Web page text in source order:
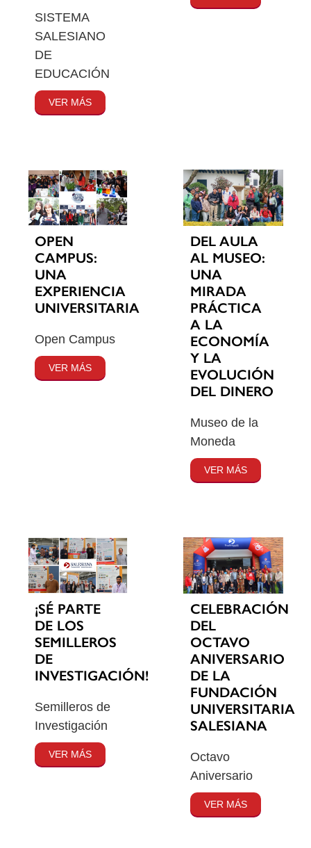
SISTEMA
SALESIANO
DE
EDUCACIÓN
VER MÁS
OPEN
CAMPUS:
UNA
EXPERIENCIA
UNIVERSITARIA
Open Campus
VER MÁS
DEL AULA
AL MUSEO:
UNA
MIRADA
PRÁCTICA
A LA
ECONOMÍA
Y LA
EVOLUCIÓN
DEL DINERO
Museo de la
Moneda
VER MÁS
¡SÉ PARTE
DE LOS
SEMILLEROS
DE
INVESTIGACIÓN!
Semilleros de
Investigación
VER MÁS
CELEBRACIÓN
DEL
OCTAVO
ANIVERSARIO
DE LA
FUNDACIÓN
UNIVERSITARIA
SALESIANA
Octavo
Aniversario
VER MÁS